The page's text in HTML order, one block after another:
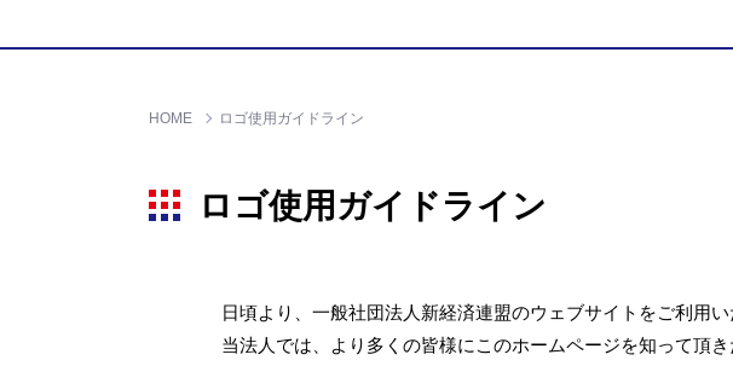
HOME ロゴ使用ガイドライン
ロゴ使用ガイドライン
日頃より、一般社団法人新経済連盟のウェブサイトをご利用い
当法人では、より多くの皆様にこのホームページを知って頂き